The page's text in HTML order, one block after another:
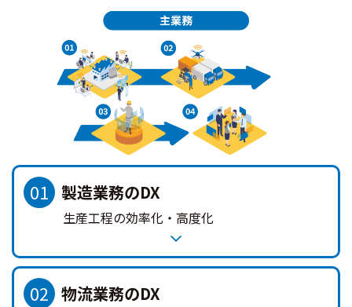
01 製造業務のDX
生産工程の効率化・高度化
02 物流業務のDX